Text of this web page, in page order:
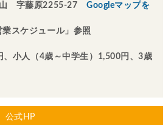
山 字藤原2255-27 Googleマップを
スケジュール」参照
、小人（4歳～中学生）1,500円、3歳
公式HP